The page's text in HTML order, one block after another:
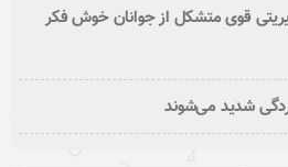
قوی متشکل از جوانان خوش فکر
شدید می‌شوند